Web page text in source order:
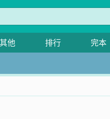
其他 排行 完本